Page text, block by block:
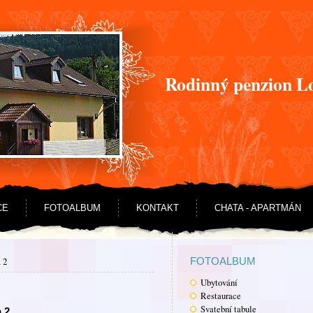
Rodinný penzion
FOTOALBUM KONTAKT CHATA - APARTMÁN
FOTOALBUM
Ubytování
Restaurace
Svatební tabule
2